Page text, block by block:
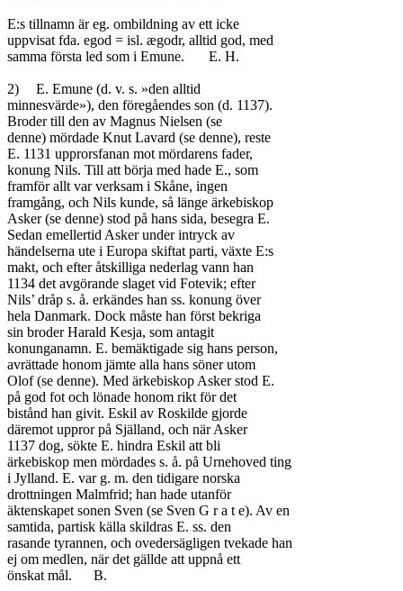
E:s tillnamn är eg. ombildning av ett icke
uppvisat fda. egod = isl. ægodr, alltid god, med
samma första led som i Emune.	E. H.
2)	E. Emune (d. v. s. »den alltid
minnesvärde»), den föregåendes son (d. 1137).
Broder till den av Magnus Nielsen (se
denne) mördade Knut Lavard (se denne), reste
E. 1131 upprorsfanan mot mördarens fader,
konung Nils. Till att börja med hade E., som
framför allt var verksam i Skåne, ingen
framgång, och Nils kunde, så länge ärkebiskop
Asker (se denne) stod på hans sida, besegra E.
Sedan emellertid Asker under intryck av
händelserna ute i Europa skiftat parti, växte E:s
makt, och efter åtskilliga nederlag vann han
1134 det avgörande slaget vid Fotevik; efter
Nils’ dråp s. å. erkändes han ss. konung över
hela Danmark. Dock måste han först bekriga
sin broder Harald Kesja, som antagit
konunganamn. E. bemäktigade sig hans person,
avrättade honom jämte alla hans söner utom
Olof (se denne). Med ärkebiskop Asker stod E.
på god fot och lönade honom rikt för det
bistånd han givit. Eskil av Roskilde gjorde
däremot uppror på Själland, och när Asker
1137 dog, sökte E. hindra Eskil att bli
ärkebiskop men mördades s. å. på Urnehoved ting
i Jylland. E. var g. m. den tidigare norska
drottningen Malmfrid; han hade utanför
äktenskapet sonen Sven (se Sven G r a t e). Av en
samtida, partisk källa skildras E. ss. den
rasande tyrannen, och ovedersägligen tvekade han
ej om medlen, när det gällde att uppnå ett
önskat mål.	B.